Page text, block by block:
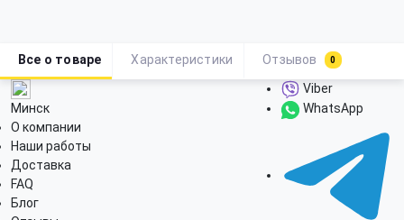
Минск
О компании
Наши работы
Доставка
FAQ
Блог
Viber
WhatsApp
Все о товаре Характеристики Отзывов 0